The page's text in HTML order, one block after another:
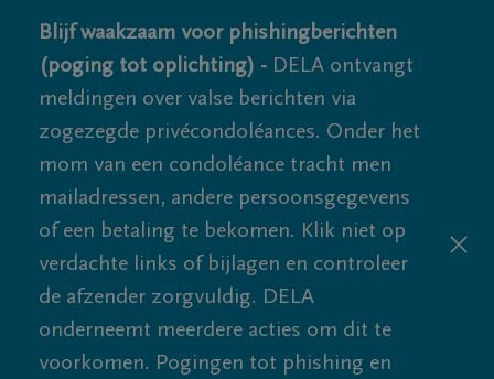
Blijf waakzaam voor phishingberichten
(poging tot oplichting) - DELA ontvangt
meldingen over valse berichten via
zogezegde privécondoléances. Onder het
mom van een condoléance tracht men
mailadressen, andere persoonsgegevens
of een betaling te bekomen. Klik niet op
verdachte links of bijlagen en controleer
de afzender zorgvuldig. DELA
onderneemt meerdere acties om dit te
voorkomen. Pogingen tot phishing en